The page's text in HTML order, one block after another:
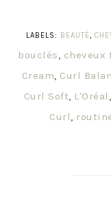
LABELS: BEAUTÉ,
bouclés, cheveux
Cream, Curl
Curl Soft, L'Oréal ,
Curl,